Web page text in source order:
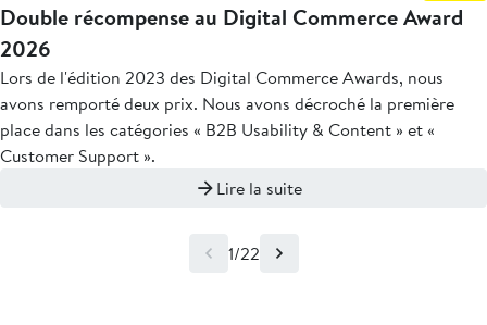
Double récompense au Digital Commerce Award
2026
Lors de l'édition 2023 des Digital Commerce Awards, nous
avons remporté deux prix. Nous avons décroché la première
place dans les catégories « B2B Usability & Content » et «
Customer Support ».
Lire la suite
1/22